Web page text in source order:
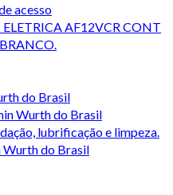
acesso
AF12VCR CONT
lubrificação e limpeza.
Wurth do Brasil